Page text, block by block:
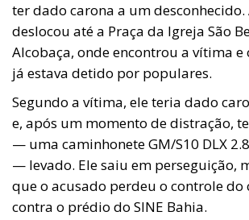
ter dado carona a um desconhecido.
deslocou até a Praça da Igreja São
Alcobaça, onde encontrou a vítima e
já estava detido por populares.
Segundo a vítima, ele teria dado
e, após um momento de distração,
— uma caminhonete GM/S10 DLX
— levado. Ele saiu em perseguição,
que o acusado perdeu o controle do
contra o prédio do SINE Bahia.